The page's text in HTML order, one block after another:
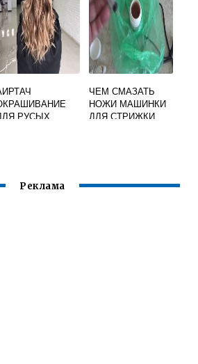
РУСЫХ
ЧЕМ СМАЗАТЬ
НОЖИ МАШИНКИ
ДЛЯ СТРИЖКИ
Реклама